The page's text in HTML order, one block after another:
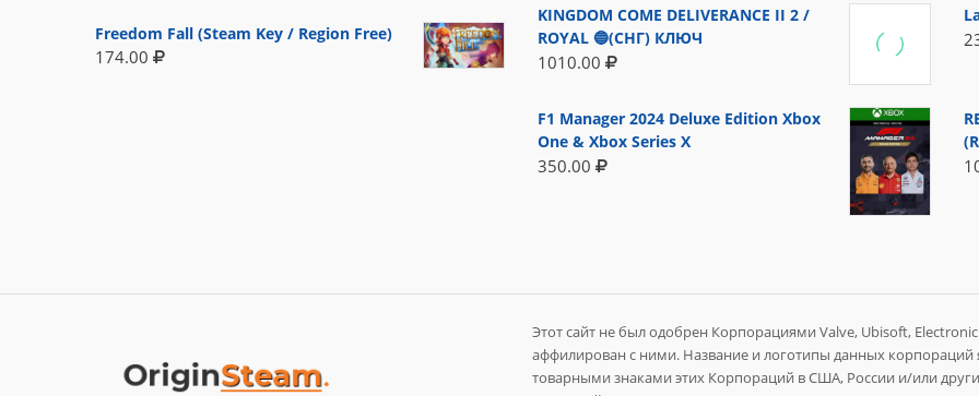
Freedom Fall (Steam Key / Region Free)
174.00
KINGDOM COME DELIVERANCE II 2 /
ROYAL 🔵(СНГ) КЛЮЧ
1010.00
F1 Manager 2024 Deluxe Edition Xbox
One & Xbox Series X
350.00
Этот сайт не был одобрен Корпорациями Valve, Ubisoft,
аффилирован с ними. Название и логотипы данных
товарными знаками этих Корпораций в США, России и/или